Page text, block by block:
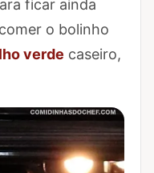
ficar ainda
o bolinho
verde caseiro,